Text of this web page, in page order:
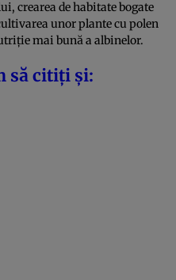
crearea de habitate bogate
unor plante cu polen
mai bună a albinelor.
să citiți și: